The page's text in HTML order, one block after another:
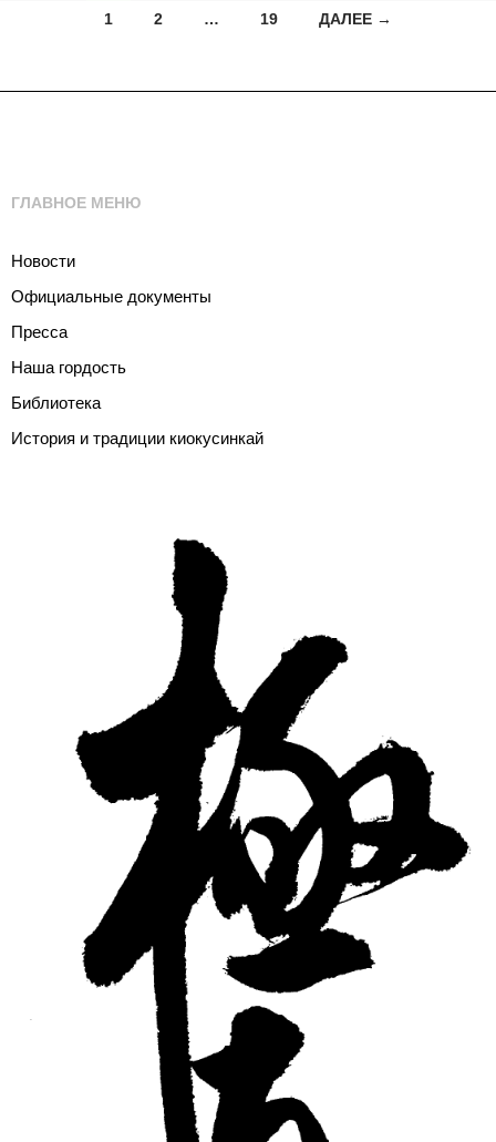
Навигация
записям
1 2 … 19 ДАЛЕЕ →
ГЛАВНОЕ МЕНЮ
Новости
Официальные документы
Пресса
Наша гордость
Библиотека
История и традиции киокусинкай